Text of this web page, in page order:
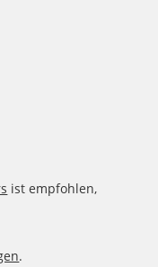
ist empfohlen,
.